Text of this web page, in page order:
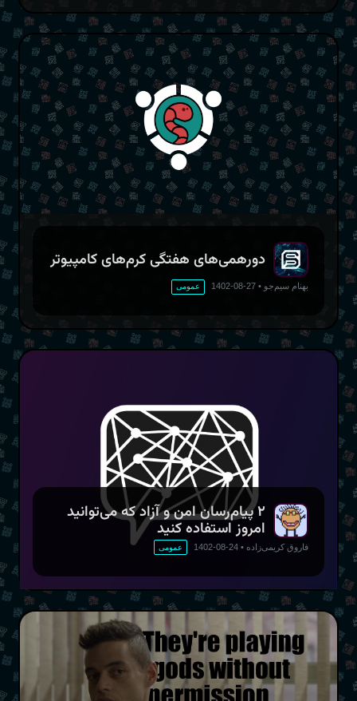
حریم خصوصی و عصر اطلاعات
دورهمی‌های هفتگی کرم‌های کامپیوتر
بهنام سیم‌جو •
27-08-1402 عمومی
۲ پیام‌رسان امن و آزاد که می‌توانید
امروز استفاده کنید
فاروق کریمی‌زاده •
24-08-1402 عمومی